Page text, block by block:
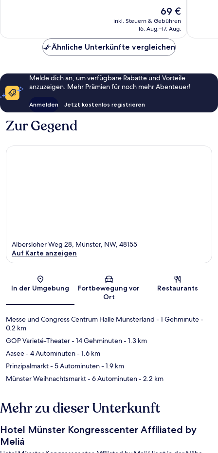
Bewertungen
Der
Preis
beträgt
69 €
inkl. Steuern & Gebühren
16. Aug.–17. Aug.
Ähnliche Unterkünfte vergleichen
Melde dich an, um verfügbare Rabatte und Vorteile
anzuzeigen. Mehr Prämien für noch mehr Abenteuer!
Anmelden Jetzt kostenlos registrieren
Zur Gegend
Karte
Albersloher Weg 28, Münster, NW, 48155
Auf Karte anzeigen
In der Umgebung
Fortbewegung vor
Ort
Restaurants
Messe und Congress Centrum Halle Münsterland - 1 Gehminute-
0.2 km
GOP Varieté-Theater- 14 Gehminuten- 1.3 km
Aasee- 4 Autominuten- 1.6 km
Prinzipalmarkt- 5 Autominuten- 1.9 km
Münster Weihnachtsmarkt- 6 Autominuten- 2.2 km
Mehr zu dieser Unterkunft
Hotel Münster Kongresscenter Affiliated by
Meliá